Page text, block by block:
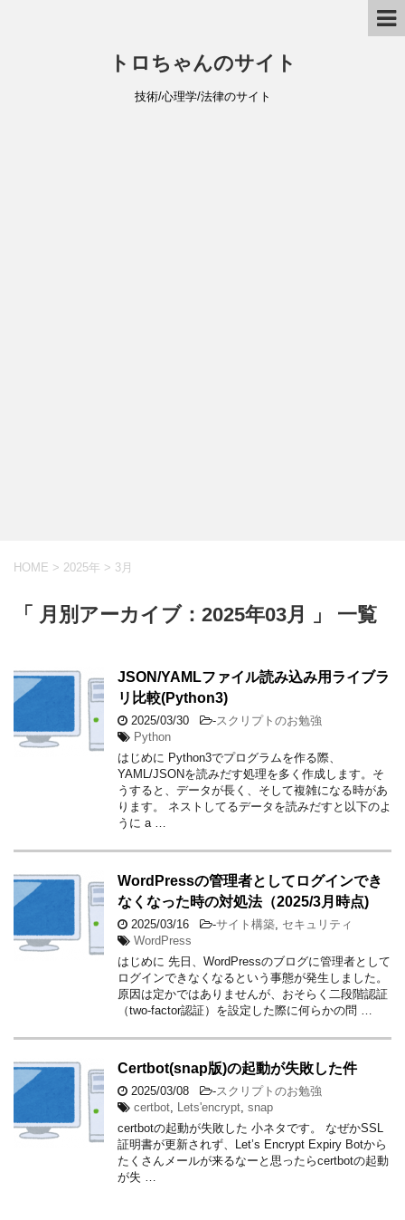
トロちゃんのサイト
技術/心理学/法律のサイト
HOME > 2025年 > 3月
「 月別アーカイブ：2025年03月 」 一覧
JSON/YAMLファイル読み込み用ライブラ
リ比較(Python3)
2025/03/30 -スクリプトのお勉強
Python
はじめに Python3でプログラムを作る際、
YAML/JSONを読みだす処理を多く作成します。そ
うすると、データが長く、そして複雑になる時があ
ります。 ネストしてるデータを読みだすと以下のよ
うに a …
WordPressの管理者としてログインでき
なくなった時の対処法（2025/3月時点)
2025/03/16 -サイト構築 セキュリティ
WordPress
はじめに 先日、WordPressのブログに管理者として
ログインできなくなるという事態が発生しました。
原因は定かではありませんが、おそらく二段階認証
（two-factor認証）を設定した際に何らかの問 …
Certbot(snap版)の起動が失敗した件
2025/03/08 -スクリプトのお勉強
certbot Lets'encrypt snap
certbotの起動が失敗した 小ネタです。 なぜかSSL
証明書が更新されず、Let’s Encrypt Expiry Botから
たくさんメールが来るなーと思ったらcertbotの起動
が失 …